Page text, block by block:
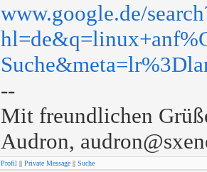
www.google.de/
--
Mit freundlichen
Audron,
Profil || Private Message || Suche